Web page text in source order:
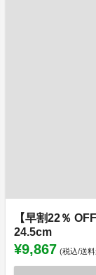
【早割22％
24.5cm
¥9,867 (税込/送